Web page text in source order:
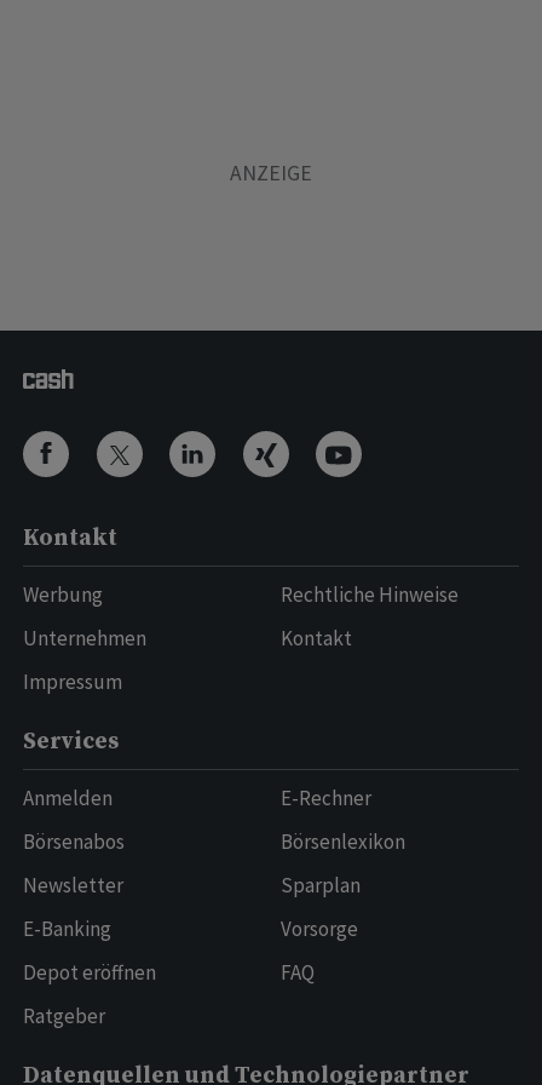
Kontakt
Werbung
Unternehmen
Impressum
Rechtliche Hinweise
Kontakt
Services
Anmelden
Börsenabos
Newsletter
E-Banking
Depot eröffnen
Ratgeber
E-Rechner
Börsenlexikon
Sparplan
Vorsorge
FAQ
Datenquellen und Technologiepartner